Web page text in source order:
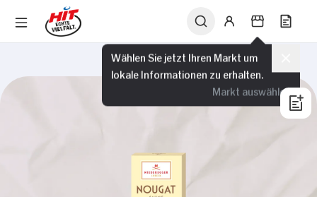
Wählen Sie jetzt Ihren Markt um
lokale Informationen zu erhalten.
Markt auswählen